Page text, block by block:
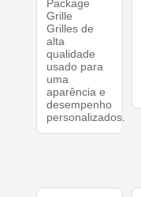
Package
Grille
Grilles de
alta
qualidade
usado para
uma
aparência e
desempenho
personalizados.